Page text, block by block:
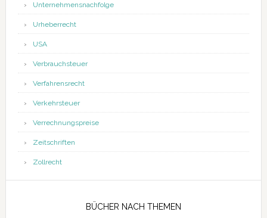
Unternehmensnachfolge
Urheberrecht
USA
Verbrauchsteuer
Verfahrensrecht
Verkehrsteuer
Verrechnungspreise
Zeitschriften
Zollrecht
BÜCHER NACH THEMEN